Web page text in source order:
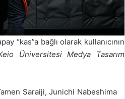
“kas”a bağlı olarak kullanıcının
Üniversitesi Medya Tasarım
Saraiji, Junichi Nabeshima